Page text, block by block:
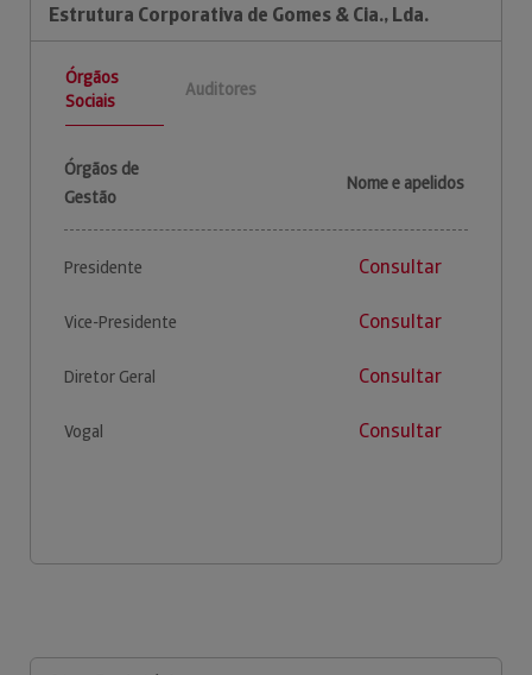
Estrutura Corporativa de Gomes & Cia., Lda.
Órgãos
Sociais
Auditores
Órgãos de
Gestão
Nome e apelidos
Presidente Consultar
Vice-Presidente Consultar
Diretor Geral Consultar
Vogal Consultar